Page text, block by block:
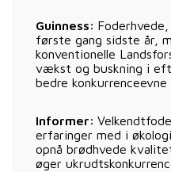
Guinness:
første gang sidste år,
konventionelle
vækst og buskning i
bedre
Informer:
erfaringer med i
opnå brødhvede
øger